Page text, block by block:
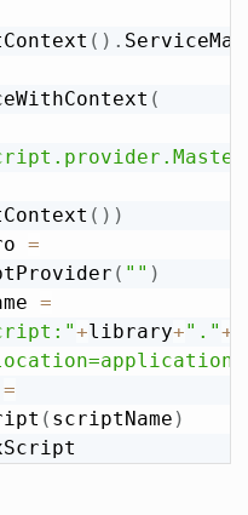
( ) .
(
( ) )
=
( "" )
=
+library+"."+
=
( scriptName )